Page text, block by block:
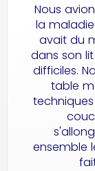
Nous
la maladie
avait du
dans son
difficiles.
table
ensemble